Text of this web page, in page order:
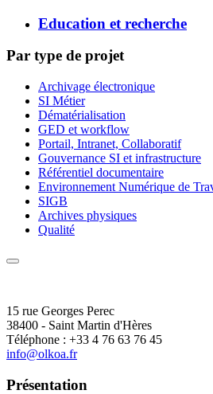
Education et recherche
Par type de projet
Archivage électronique
SI Métier
Dématérialisation
GED et workflow
Portail, Intranet, Collaboratif
Gouvernance SI et infrastructure
Référentiel documentaire
Environnement Numérique de
SIGB
Archives physiques
Qualité
15 rue Georges Perec
38400 - Saint Martin d'Hères
Téléphone : +33 4 76 63 76 45
info@olkoa.fr
Présentation